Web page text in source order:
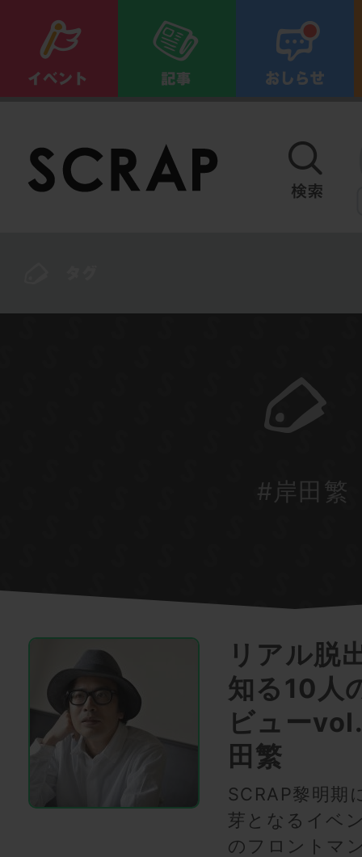
#岸田繁
リアル脱
知る10人
ビュー
田繁
SCRAP黎明期
芽となるイベ
のフロントマ